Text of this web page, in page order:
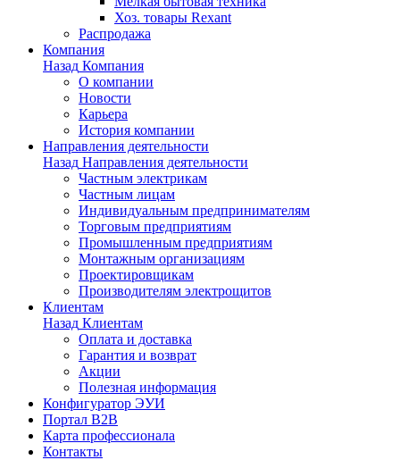
Хоз. товары Rexant
Распродажа
Компания
Назад Компания
О компании
Новости
Карьера
История компании
Направления деятельности
Назад Направления деятельности
Частным электрикам
Частным лицам
Индивидуальным предпринимателям
Торговым предприятиям
Промышленным предприятиям
Монтажным организациям
Проектировщикам
Производителям электрощитов
Клиентам
Назад Клиентам
Оплата и доставка
Гарантия и возврат
Акции
Полезная информация
Конфигуратор ЭУИ
Портал B2B
Карта профессионала
Контакты